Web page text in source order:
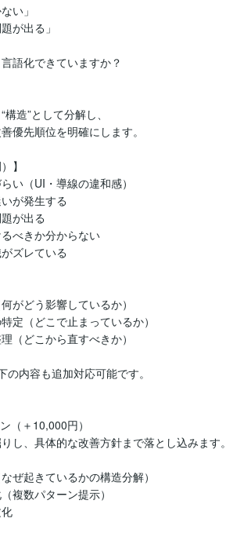
い」
が出る」
語化できていますか？
造”として分解し、
優先順位を明確にします。
】
い（UI・導線の違和感）
が発生する
が出る
べきか分からない
ズレている
がどう影響しているか）
定（どこで止まっているか）
（どこから直すべきか）
内容も追加対応可能です。
（＋10,000円）
し、具体的な改善方針まで落とし込みます。
ぜ起きているかの構造分解）
複数パターン提示）